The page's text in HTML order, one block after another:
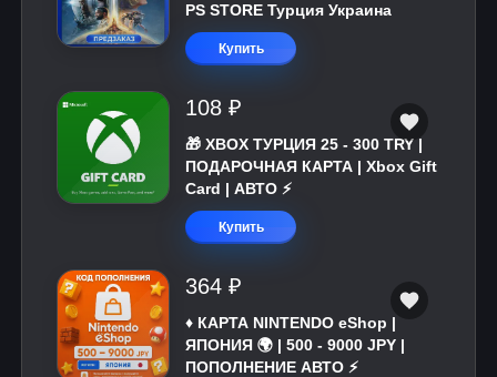
PS STORE Турция Украина
Купить
108 ₽
🎁 XBOX ТУРЦИЯ 25 - 300 TRY |
ПОДАРОЧНАЯ КАРТА | Xbox Gift
Card | АВТО ⚡
Купить
364 ₽
♦️ КАРТА NINTENDO eShop |
ЯПОНИЯ 🌍 | 500 - 9000 JPY |
ПОПОЛНЕНИЕ АВТО ⚡